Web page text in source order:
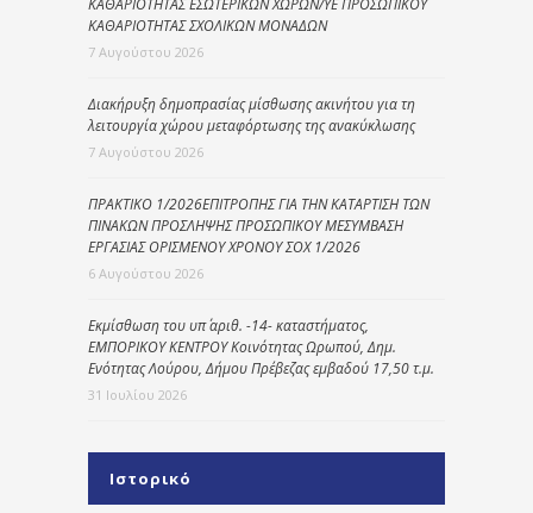
ΚΑΘΑΡΙΟΤΗΤΑΣ ΣΧΟΛΙΚΩΝ ΜΟΝΑΔΩΝ
7 Αυγούστου 2026
Διακήρυξη δημοπρασίας μίσθωσης ακινήτου για τη
λειτουργία χώρου μεταφόρτωσης της ανακύκλωσης
7 Αυγούστου 2026
ΠΡΑΚΤΙΚΟ 1/2026ΕΠΙΤΡΟΠΗΣ ΓΙΑ ΤΗΝ ΚΑΤΑΡΤΙΣΗ ΤΩΝ
ΠΙΝΑΚΩΝ ΠΡΟΣΛΗΨΗΣ ΠΡΟΣΩΠΙΚΟΥ ΜΕΣΥΜΒΑΣΗ
ΕΡΓΑΣΙΑΣ ΟΡΙΣΜΕΝΟΥ ΧΡΟΝΟΥ ΣΟΧ 1/2026
6 Αυγούστου 2026
Εκμίσθωση του υπ΄ αριθ. -14- καταστήματος,
ΕΜΠΟΡΙΚΟΥ ΚΕΝΤΡΟΥ Κοινότητας Ωρωπού, Δημ.
Ενότητας Λούρου, Δήμου Πρέβεζας εμβαδού 17,50 τ.μ.
31 Ιουλίου 2026
Ιστορικό